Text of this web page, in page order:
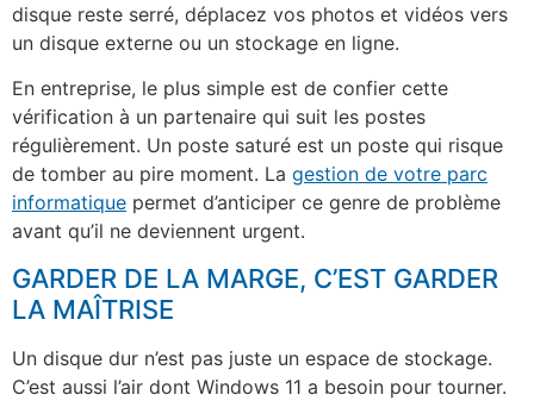
disque reste serré, déplacez vos photos et vidéos vers
un disque externe ou un stockage en ligne.
En entreprise, le plus simple est de confier cette
vérification à un partenaire qui suit les postes
régulièrement. Un poste saturé est un poste qui risque
de tomber au pire moment. La gestion de votre parc
informatique permet d’anticiper ce genre de problème
avant qu’il ne deviennent urgent.
GARDER DE LA MARGE, C’EST GARDER
LA MAÎTRISE
Un disque dur n’est pas juste un espace de stockage.
C’est aussi l’air dont Windows 11 a besoin pour tourner.